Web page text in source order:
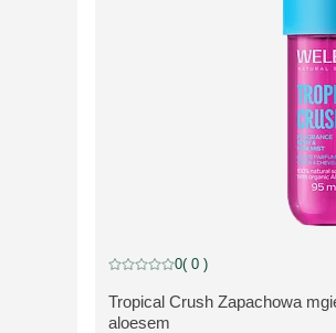
NEW
ZOBACZ PRODUKT:
Tropical Crush Zapachowa
aloesem
Current rating: 0 out of 5 stars
0( 0 )